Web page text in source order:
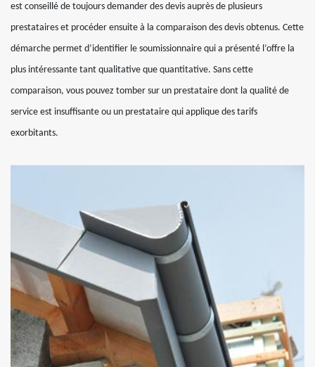
est conseillé de toujours demander des devis auprès de plusieurs
prestataires et procéder ensuite à la comparaison des devis obtenus. Cette
démarche permet d’identifier le soumissionnaire qui a présenté l’offre la
plus intéressante tant qualitative que quantitative. Sans cette
comparaison, vous pouvez tomber sur un prestataire dont la qualité de
service est insuffisante ou un prestataire qui applique des tarifs
exorbitants.